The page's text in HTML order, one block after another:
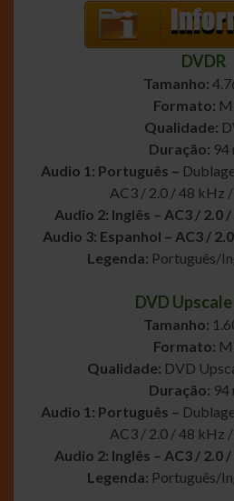
DVDR
Tamanho:
Formato:
Qualidade:
Duração: 94
Audio 1: Português –
AC3 / 2.0 / 48 kHz
Audio 2: Inglês – AC3 / 2.0
Audio 3: Espanhol – AC3 /
Legenda: Português/
DVD
Tamanho:
Formato:
Qualidade: DVD
Duração: 94
Audio 1: Português –
AC3 / 2.0 / 48 kHz
Audio 2: Inglês – AC3 / 2.0
Legenda: Português/